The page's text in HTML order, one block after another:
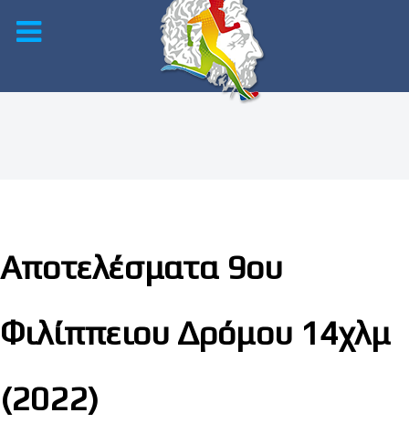
Αποτελέσματα 9ου
Φιλίππειου Δρόμου 14χλμ
(2022)